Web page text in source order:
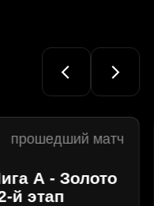
прошедший матч
А - Золото
й этап